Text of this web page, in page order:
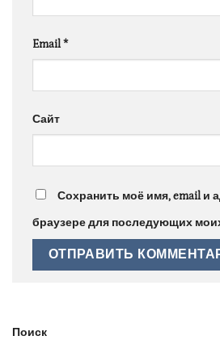
Email*
Сайт
Сохранить моё имя, email и
браузере для последующих
Поиск